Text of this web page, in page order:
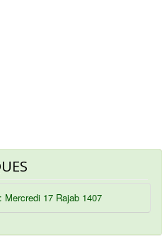
Mercredi 17 Rajab 1407